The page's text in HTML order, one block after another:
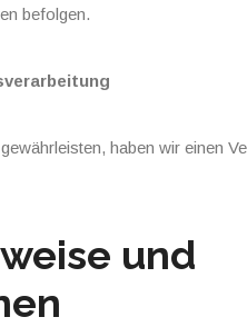
befolgen.
haben wir einen
und